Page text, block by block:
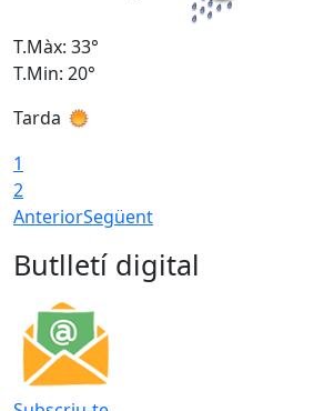
T.Màx: 33°
T.Min: 20°
Tarda
1
2
AnteriorSegüent
Butlletí digital